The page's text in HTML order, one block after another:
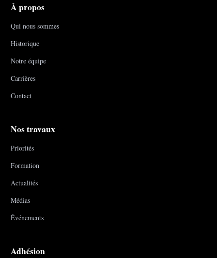
À propos
Qui nous sommes
Historique
Notre équipe
Carrières
Contact
Nos travaux
Priorités
Formation
Actualités
Médias
Événements
Adhésion